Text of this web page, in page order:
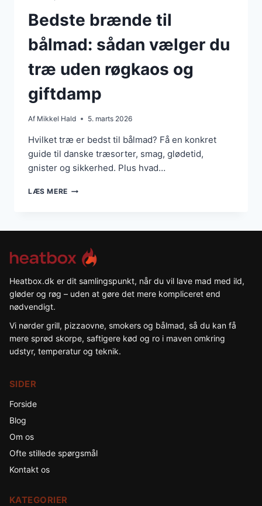
Bedste brænde til
bålmad: sådan vælger du
træ uden røgkaos og
giftdamp
Af Mikkel Hald 5. marts 2026
Hvilket træ er bedst til bålmad? Få en konkret
guide til danske træsorter, smag, glødetid,
gnister og sikkerhed. Plus hvad…
LÆS MEREBEDSTE
SÅDAN
DU
TRÆ
UDEN
RØGKAOS
Heatbox.dk er dit samlingspunkt, når du vil lave mad med ild,
gløder og røg – uden at gøre det mere kompliceret end
nødvendigt.
Vi nørder grill, pizzaovne, smokers og bålmad, så du kan få
mere sprød skorpe, saftigere kød og ro i maven omkring
udstyr, temperatur og teknik.
SIDER
Forside
Blog
Om os
Ofte stillede spørgsmål
Kontakt os
KATEGORIER